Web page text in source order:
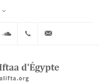
Instagram Soundcloud+20 2 25970400